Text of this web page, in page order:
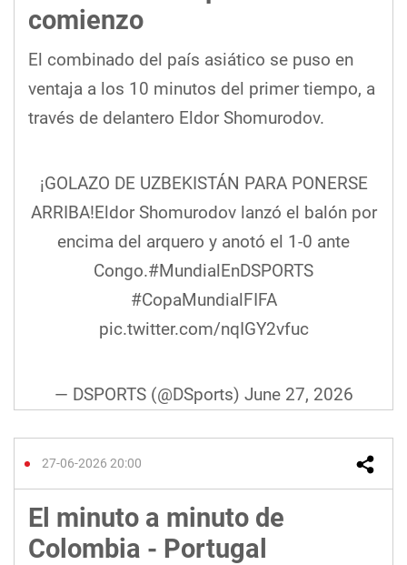
comienzo
El combinado del país asiático se puso en
ventaja a los 10 minutos del primer tiempo, a
través de delantero Eldor Shomurodov.
¡GOLAZO DE UZBEKISTÁN PARA PONERSE
ARRIBA!Eldor Shomurodov lanzó el balón por
encima del arquero y anotó el 1-0 ante
Congo.#MundialEnDSPORTS
#CopaMundialFIFA
pic.twitter.com/nqIGY2vfuc
— DSPORTS (@DSports) June 27, 2026
27-06-2026 20:00
El minuto a minuto de
Colombia - Portugal